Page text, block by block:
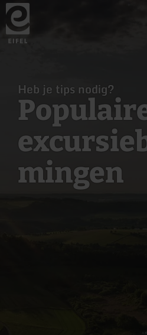
Terug
naar
de
startpagina
Heb je tips nodig?
mingen